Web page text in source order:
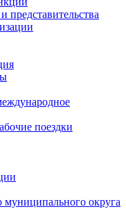
представительства
поездки
округа